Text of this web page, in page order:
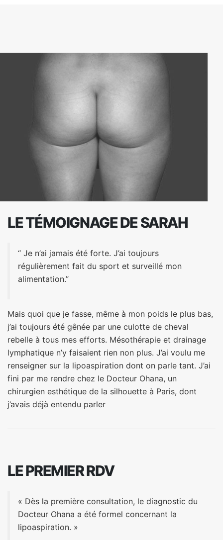
LE TÉMOIGNAGE DE SARAH
‘‘ Je n’ai jamais été forte. J’ai toujours
régulièrement fait du sport et surveillé mon
alimentation.’’
Mais quoi que je fasse, même à mon poids le plus bas,
j’ai toujours été gênée par une culotte de cheval
rebelle à tous mes efforts. Mésothérapie et drainage
lymphatique n’y faisaient rien non plus. J’ai voulu me
renseigner sur la lipoaspiration dont on parle tant. J’ai
fini par me rendre chez le Docteur Ohana, un
chirurgien esthétique de la silhouette à Paris, dont
j’avais déjà entendu parler
LE PREMIER RDV
« Dès la première consultation, le diagnostic du
Docteur Ohana a été formel concernant la
lipoaspiration. »